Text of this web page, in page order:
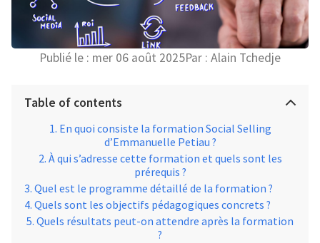
Publié le : mer 06 août 2025Par : Alain Tchedje
Table of contents
En quoi consiste la formation Social Selling
d’Emmanuelle Petiau ?
À qui s’adresse cette formation et quels sont les
prérequis ?
Quel est le programme détaillé de la formation ?
Quels sont les objectifs pédagogiques concrets ?
Quels résultats peut-on attendre après la formation
?